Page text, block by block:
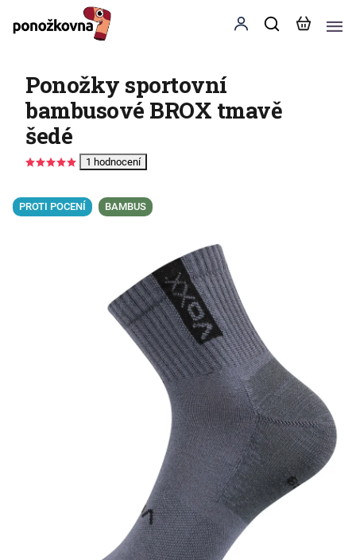
Ponožky sportovní
bambusové BROX tmavě
šedé
1 hodnocení
PROTI POCENÍ BAMBUS